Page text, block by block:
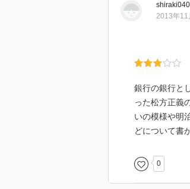
2013年11
銀行の銀行と
った松方正義
いの模様や明
どについて書
0